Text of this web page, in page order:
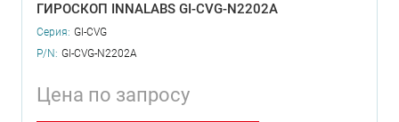
ГИРОСКОП INNALABS GI-CVG-N2202A
Серия: GI-CVG
P/N: GI-CVG-N2202A
Цена по запросу